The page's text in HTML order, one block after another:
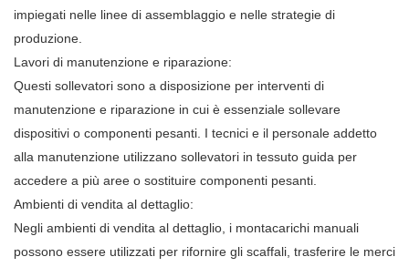
impiegati nelle linee di assemblaggio e nelle strategie di
produzione.
Lavori di manutenzione e riparazione:
Questi sollevatori sono a disposizione per interventi di
manutenzione e riparazione in cui è essenziale sollevare
dispositivi o componenti pesanti. I tecnici e il personale addetto
alla manutenzione utilizzano sollevatori in tessuto guida per
accedere a più aree o sostituire componenti pesanti.
Ambienti di vendita al dettaglio:
Negli ambienti di vendita al dettaglio, i montacarichi manuali
possono essere utilizzati per rifornire gli scaffali, trasferire le merci